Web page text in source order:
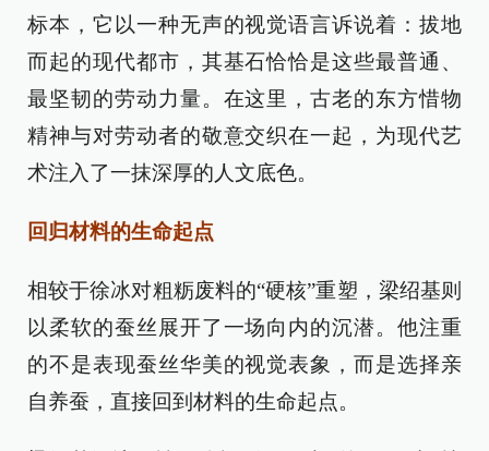
标本，它以一种无声的视觉语言诉说着：拔地
而起的现代都市，其基石恰恰是这些最普通、
最坚韧的劳动力量。在这里，古老的东方惜物
精神与对劳动者的敬意交织在一起，为现代艺
术注入了一抹深厚的人文底色。
回归材料的生命起点
相较于徐冰对粗粝废料的“硬核”重塑，梁绍基则
以柔软的蚕丝展开了一场向内的沉潜。他注重
的不是表现蚕丝华美的视觉表象，而是选择亲
自养蚕，直接回到材料的生命起点。